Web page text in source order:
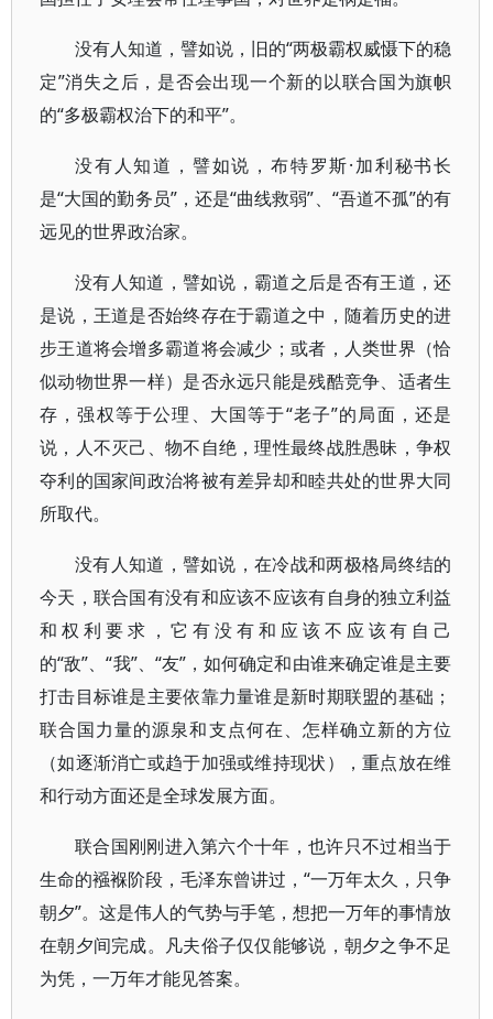
没有人知道，譬如说，旧的“两极霸权威慑下的稳
定”消失之后，是否会出现一个新的以联合国为旗帜
的“多极霸权治下的和平”。
没有人知道，譬如说，布特罗斯·加利秘书长
是“大国的勤务员”，还是“曲线救弱”、“吾道不孤”的有
远见的世界政治家。
没有人知道，譬如说，霸道之后是否有王道，还
是说，王道是否始终存在于霸道之中，随着历史的进
步王道将会增多霸道将会减少；或者，人类世界（恰
似动物世界一样）是否永远只能是残酷竞争、适者生
存，强权等于公理、大国等于“老子”的局面，还是
说，人不灭己、物不自绝，理性最终战胜愚昧，争权
夺利的国家间政治将被有差异却和睦共处的世界大同
所取代。
没有人知道，譬如说，在冷战和两极格局终结的
今天，联合国有没有和应该不应该有自身的独立利益
和权利要求，它有没有和应该不应该有自己
的“敌”、“我”、“友”，如何确定和由谁来确定谁是主要
打击目标谁是主要依靠力量谁是新时期联盟的基础；
联合国力量的源泉和支点何在、怎样确立新的方位
（如逐渐消亡或趋于加强或维持现状），重点放在维
和行动方面还是全球发展方面。
联合国刚刚进入第六个十年，也许只不过相当于
生命的襁褓阶段，毛泽东曾讲过，“一万年太久，只争
朝夕”。这是伟人的气势与手笔，想把一万年的事情放
在朝夕间完成。凡夫俗子仅仅能够说，朝夕之争不足
为凭，一万年才能见答案。